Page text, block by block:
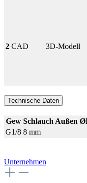
2 CAD 3D-Modell
Technische Daten
Gew Schlauch Außen
G1/8 8 mm
Unternehmen